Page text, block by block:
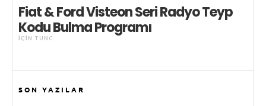
Fiat & Ford Visteon Seri Radyo Teyp
Kodu Bulma Programı
IÇIN TUNC
SON YAZILAR